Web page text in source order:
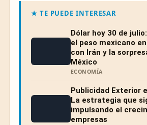
★ TE PUEDE INTERESAR
Dólar hoy 30 de
el peso mexicano
con Irán y la
México
ECONOMÍA
Publicidad Exterior
La estrategia que
impulsando el
empresas